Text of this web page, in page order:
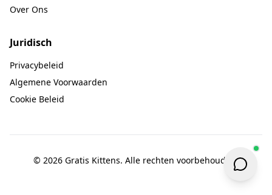
Over Ons
Juridisch
Privacybeleid
Algemene Voorwaarden
Cookie Beleid
© 2026 Gratis Kittens. Alle rechten voorbehouden.